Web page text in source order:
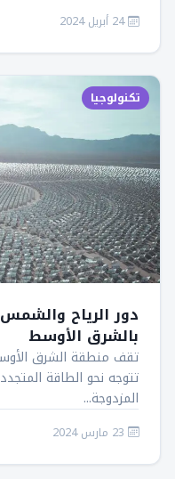
24 أبريل 2024
تكنولوجيا
دور الرياح
بالشرق الأوسط
تقف منطقة الشرق
تتوجه نحو الطاقة
المزدوجة...